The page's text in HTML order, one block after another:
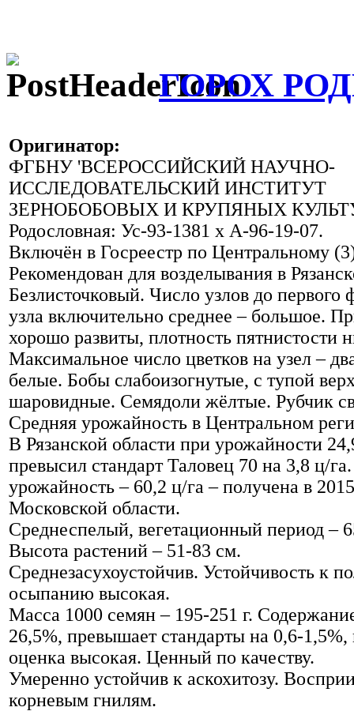
ГОРОХ
Оригинатор:
ФГБНУ 'ВСЕРОССИЙСКИЙ НАУЧНО-
ИССЛЕДОВАТЕЛЬСКИЙ ИНСТИТУТ
ЗЕРНОБОБОВЫХ И КРУПЯНЫХ
Родословная: Ус-93-1381 x А-96-19-07.
Включён в Госреестр по Центральному
Рекомендован для возделывания в
Безлисточковый. Число узлов до первого
узла включительно среднее – большое.
хорошо развиты, плотность пятнистости
Максимальное число цветков на узел –
белые. Бобы слабоизогнутые, с тупой
шаровидные. Семядоли жёлтые. Рубчик
Средняя урожайность в Центральном
В Рязанской области при урожайности
превысил стандарт Таловец 70 на 3,8 ц/
урожайность – 60,2 ц/га – получена в
Московской области.
Среднеспелый, вегетационный период –
Высота растений – 51-83 см.
Среднезасухоустойчив. Устойчивость к
осыпанию высокая.
Масса 1000 семян – 195-251 г.
26,5%, превышает стандарты на 0,6-1,5%,
оценка высокая. Ценный по качеству.
Умеренно устойчив к аскохитозу.
корневым гнилям.